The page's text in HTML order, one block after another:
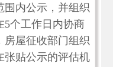
围内公示，并组织
5个工作日内协商
房屋征收部门组织
张贴公示的评估机